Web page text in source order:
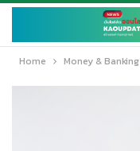
Home Money & Banking